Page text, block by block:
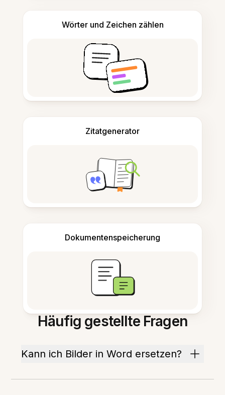
Wörter und Zeichen zählen
Zitatgenerator
Dokumentenspeicherung
Häufig gestellte Fragen
Kann ich Bilder in Word ersetzen?